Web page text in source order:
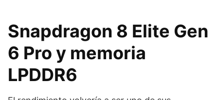
Snapdragon 8 Elite Gen
6 Pro y memoria
LPDDR6